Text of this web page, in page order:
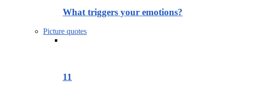
What triggers your emotions?
Picture quotes
11